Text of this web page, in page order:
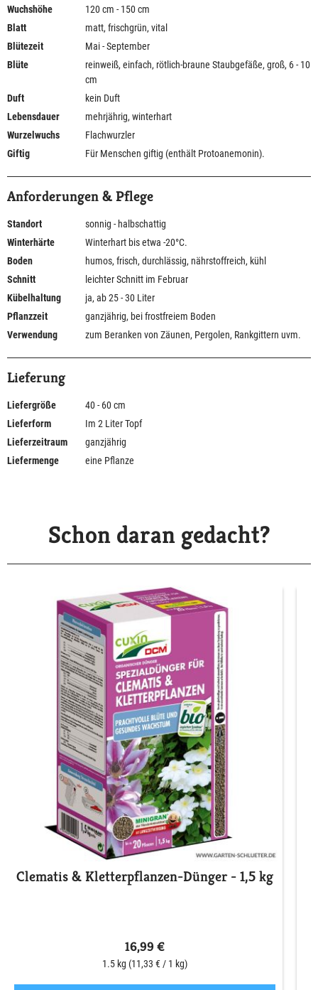
Wuchshöhe
120 cm - 150 cm
Blatt
matt, frischgrün, vital
Blütezeit
Mai - September
Blüte
reinweiß, einfach, rötlich-braune Staubgefäße, groß, 6 - 10
cm
Duft
kein Duft
Lebensdauer
mehrjährig, winterhart
Wurzelwuchs
Flachwurzler
Giftig
Für Menschen giftig (enthält Protoanemonin).
Anforderungen & Pflege
Standort
sonnig - halbschattig
Winterhärte
Winterhart bis etwa -20°C.
Boden
humos, frisch, durchlässig, nährstoffreich, kühl
Schnitt
leichter Schnitt im Februar
Kübelhaltung
ja, ab 25 - 30 Liter
Pflanzzeit
ganzjährig, bei frostfreiem Boden
Verwendung
zum Beranken von Zäunen, Pergolen, Rankgittern uvm.
Lieferung
Liefergröße
40 - 60 cm
Lieferform
Im 2 Liter Topf
Lieferzeitraum
ganzjährig
Liefermenge
eine Pflanze
Schon daran gedacht?
Clematis & Kletterpflanzen-Dünger - 1,5 kg
16,99 €
1.5 kg (11,33 € / 1 kg)